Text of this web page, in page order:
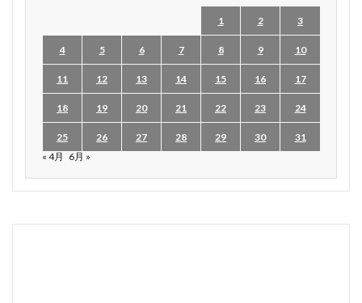
1 2 3
4 5 6 7 8 9 10
11 12 13 14 15 16 17
18 19 20 21 22 23 24
25 26 27 28 29 30
31
« 4月 6月 »